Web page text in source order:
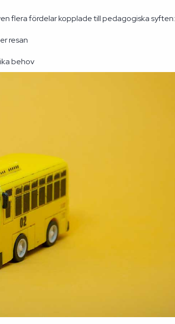
flera fördelar kopplade till pedagogiska syften:
resan
behov